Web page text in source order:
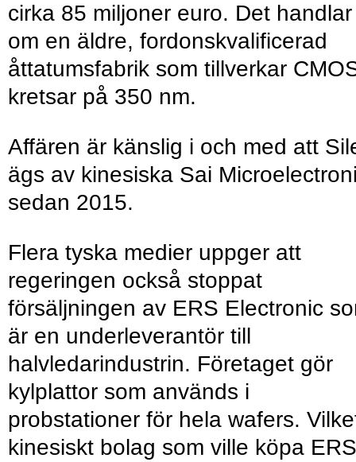
cirka 85 miljoner euro. Det handlar
om en äldre, fordonskvalificerad
åttatumsfabrik som tillverkar
kretsar på 350 nm.
Affären är känslig i och med att
ägs av kinesiska Sai
sedan 2015.
Flera tyska medier uppger att
regeringen också stoppat
försäljningen av ERS Electronic
är en underleverantör till
halvledarindustrin. Företaget gör
kylplattor som används i
probstationer för hela wafers.
kinesiskt bolag som ville köpa ERS